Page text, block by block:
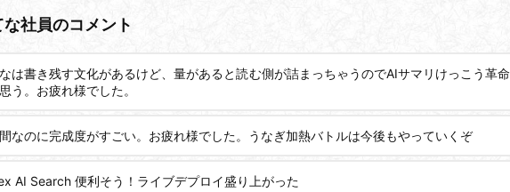
な社員のコメント
は書き残す文化があるけど、量があると読む側が詰まっちゃうのでAIサマリけっこう革命
う。お疲れ様でした。
なのに完成度がすごい。お疲れ様でした。うなぎ加熱バトルは今後もやっていくぞ
AI Search 便利そう！ライブデプロイ盛り上がった